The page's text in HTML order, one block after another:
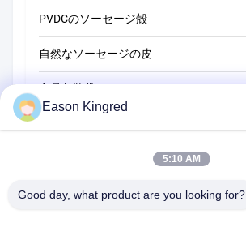
PVDCのソーセージ殻
自然なソーセージの皮
食品包装袋
Eason Kingred
5:10 AM
Good day, what product are you looking for?